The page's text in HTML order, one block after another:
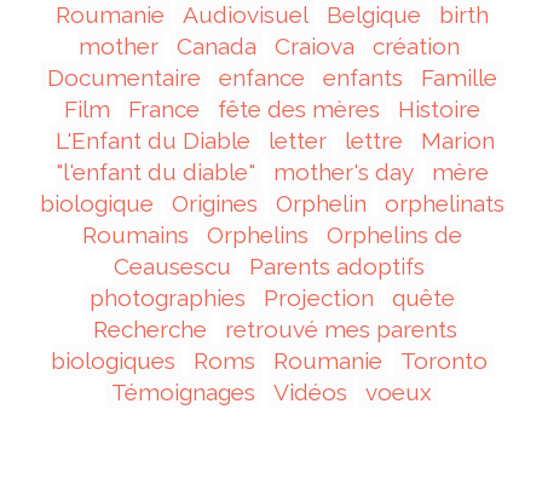
Roumanie
Audiovisuel Belgique
birth
mother
Canada Craiova
création
Documentaire
enfance enfants
Famille
Film
France fête des mères
Histoire
L'Enfant du Diable
letter lettre
Marion
"l'enfant du diable"
mother's day
mère
biologique
Origines Orphelin
orphelinats
Roumains
Orphelins
Orphelins de
Ceausescu
Parents adoptifs
photographies
Projection
quête
Recherche
retrouvé mes parents
biologiques
Roms Roumanie
Toronto
Témoignages
Vidéos voeux